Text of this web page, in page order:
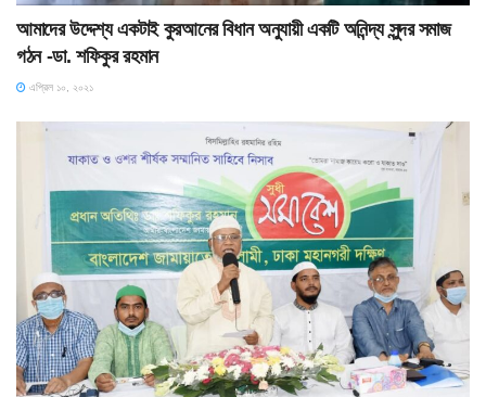
আমাদের উদ্দেশ্য একটাই কুরআনের বিধান অনুযায়ী একটি অনিন্দ্য সুন্দর সমাজ
গঠন -ডা. শফিকুর রহমান
এপ্রিল ১০, ২০২১